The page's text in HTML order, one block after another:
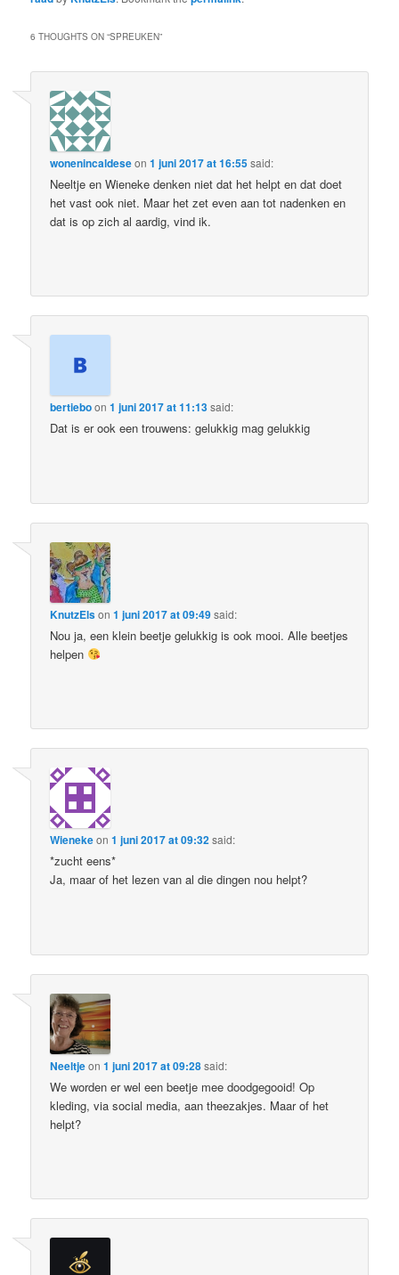
6 THOUGHTS ON “SPREUKEN”
wonenincaldeseon1 juni 2017 at 16:55said:
Neeltje en Wieneke denken niet dat het helpt en dat doet
het vast ook niet. Maar het zet even aan tot nadenken en
dat is op zich al aardig, vind ik.
bertieboon1 juni 2017 at 11:13said:
Dat is er ook een trouwens: gelukkig mag gelukkig
KnutzElson1 juni 2017 at 09:49said:
Nou ja, een klein beetje gelukkig is ook mooi. Alle beetjes
helpen
Wienekeon1 juni 2017 at 09:32said:
*zucht eens*
Ja, maar of het lezen van al die dingen nou helpt?
Neeltjeon1 juni 2017 at 09:28said:
We worden er wel een beetje mee doodgegooid! Op
kleding, via social media, aan theezakjes. Maar of het
helpt?